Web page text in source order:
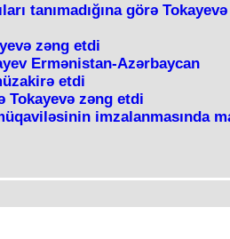
tanımadığına görə Tokayevə
zəng etdi
Ermənistan-Azərbaycan
etdi
Tokayevə zəng etdi
imzalanmasında